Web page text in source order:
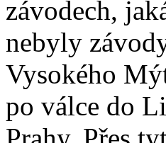
závodech,
nebyly
Vysokého
po válce do